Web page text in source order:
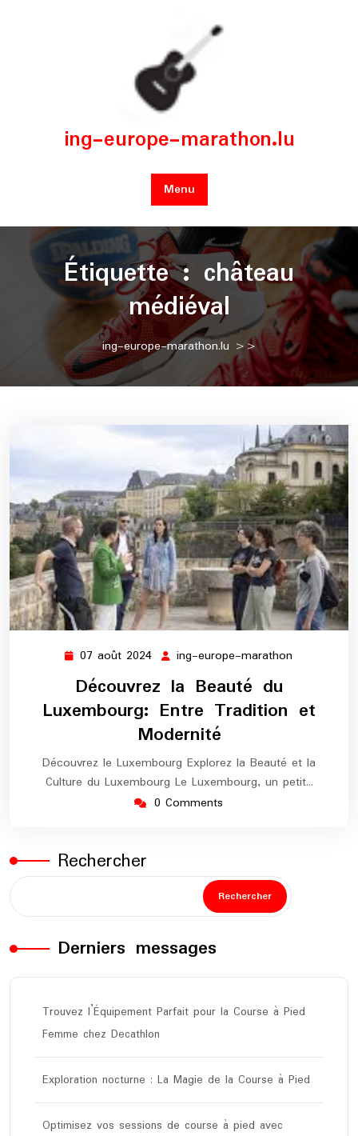
ing-europe-marathon.lu
Menu
Étiquette : château
médiéval
ing-europe-marathon.lu >>
07 août 2024 07
août
2024
ing-europe-marathon
Découvrez la Beauté du
Luxembourg: Entre Tradition et
Modernité
Découvrez le Luxembourg Explorez la Beauté et la
Culture du Luxembourg Le Luxembourg, un petit…
0 Comments
Rechercher
Rechercher
Derniers messages
Trouvez l’Équipement Parfait pour la Course à Pied
Femme chez Decathlon
Exploration nocturne : La Magie de la Course à Pied
Optimisez vos sessions de course à pied avec